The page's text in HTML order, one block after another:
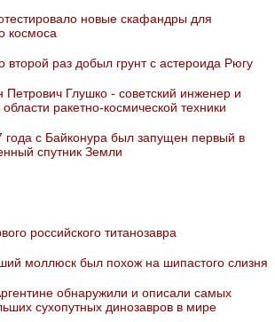
новые скафандры для
космоса
второй раз добыл грунт с астероида Рюгу
Петрович Глушко - советский инженер и
ракетно-космической техники
года с Байконура был запущен первый в
спутник Земли
российского титанозавра
моллюск был похож на шипастого слизня
обнаружили и описали самых
сухопутных динозавров в мире